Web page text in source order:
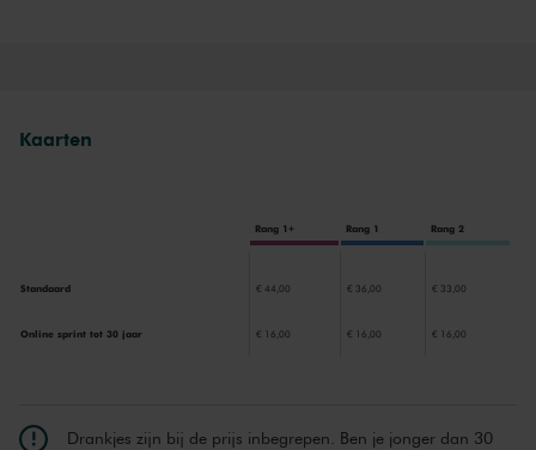
Kaarten
Rang 1+ Rang 1 Rang 2
Standaard € 44,00 € 36,00 € 33,00
Online sprint tot 30 jaar € 16,00 € 16,00 € 16,00
Drankjes zijn bij de prijs inbegrepen. Ben je jonger dan 30